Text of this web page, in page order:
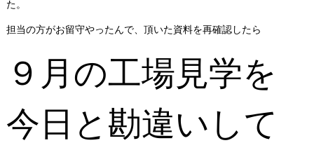
た。
担当の方がお留守やったんで、頂いた資料を再確認したら
９月の工場見学を
今日と勘違いして